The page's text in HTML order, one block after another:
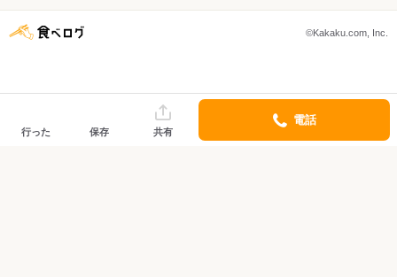
©Kakaku.com, Inc.
行った 保存 共有
電話